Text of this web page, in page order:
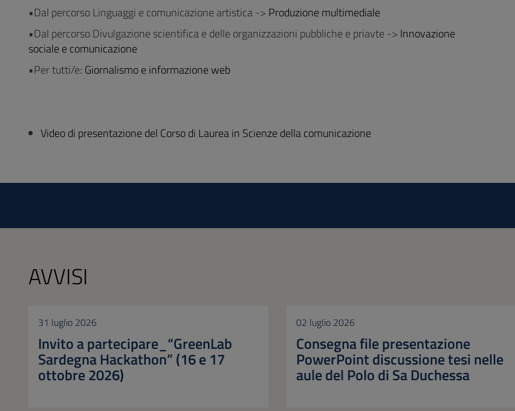
•Dal percorso Linguaggi e comunicazione artistica -> Produzione multimediale
•Dal percorso Divulgazione scientifica e delle organizzazioni pubbliche e priavte -> Innovazione
sociale e comunicazione
•Per tutti/e: Giornalismo e informazione web
Video di presentazione del Corso di Laurea in Scienze della comunicazione
AVVISI
31 luglio 2026
Invito a partecipare_“GreenLab
Sardegna Hackathon” (16 e 17
ottobre 2026)
02 luglio 2026
Consegna file presentazione
PowerPoint discussione tesi nelle
aule del Polo di Sa Duchessa